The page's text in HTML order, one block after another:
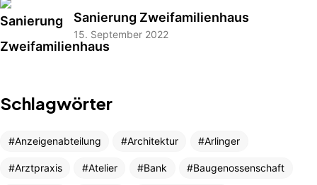
Sanierung Zweifamilienhaus
15. September 2022
Schlagwörter
Anzeigenabteilung Architektur Arlinger
Arztpraxis Atelier Bank Baugenossenschaft